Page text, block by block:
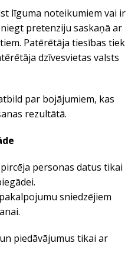
līguma noteikumiem vai ir
pretenziju saskaņā ar
Patērētāja tiesības tiek
dzīvesvietas valsts
par bojājumiem, kas
rezultātā.
personas datus tikai
sniedzējiem
piedāvājumus tikai ar